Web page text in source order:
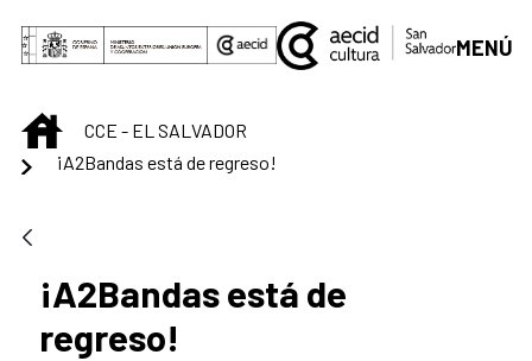
Saltar al contenido principal
MENÚ
INICIOCCE - EL SALVADOR
¡A2Bandas está de regreso!
¡A2Bandas está de
regreso!